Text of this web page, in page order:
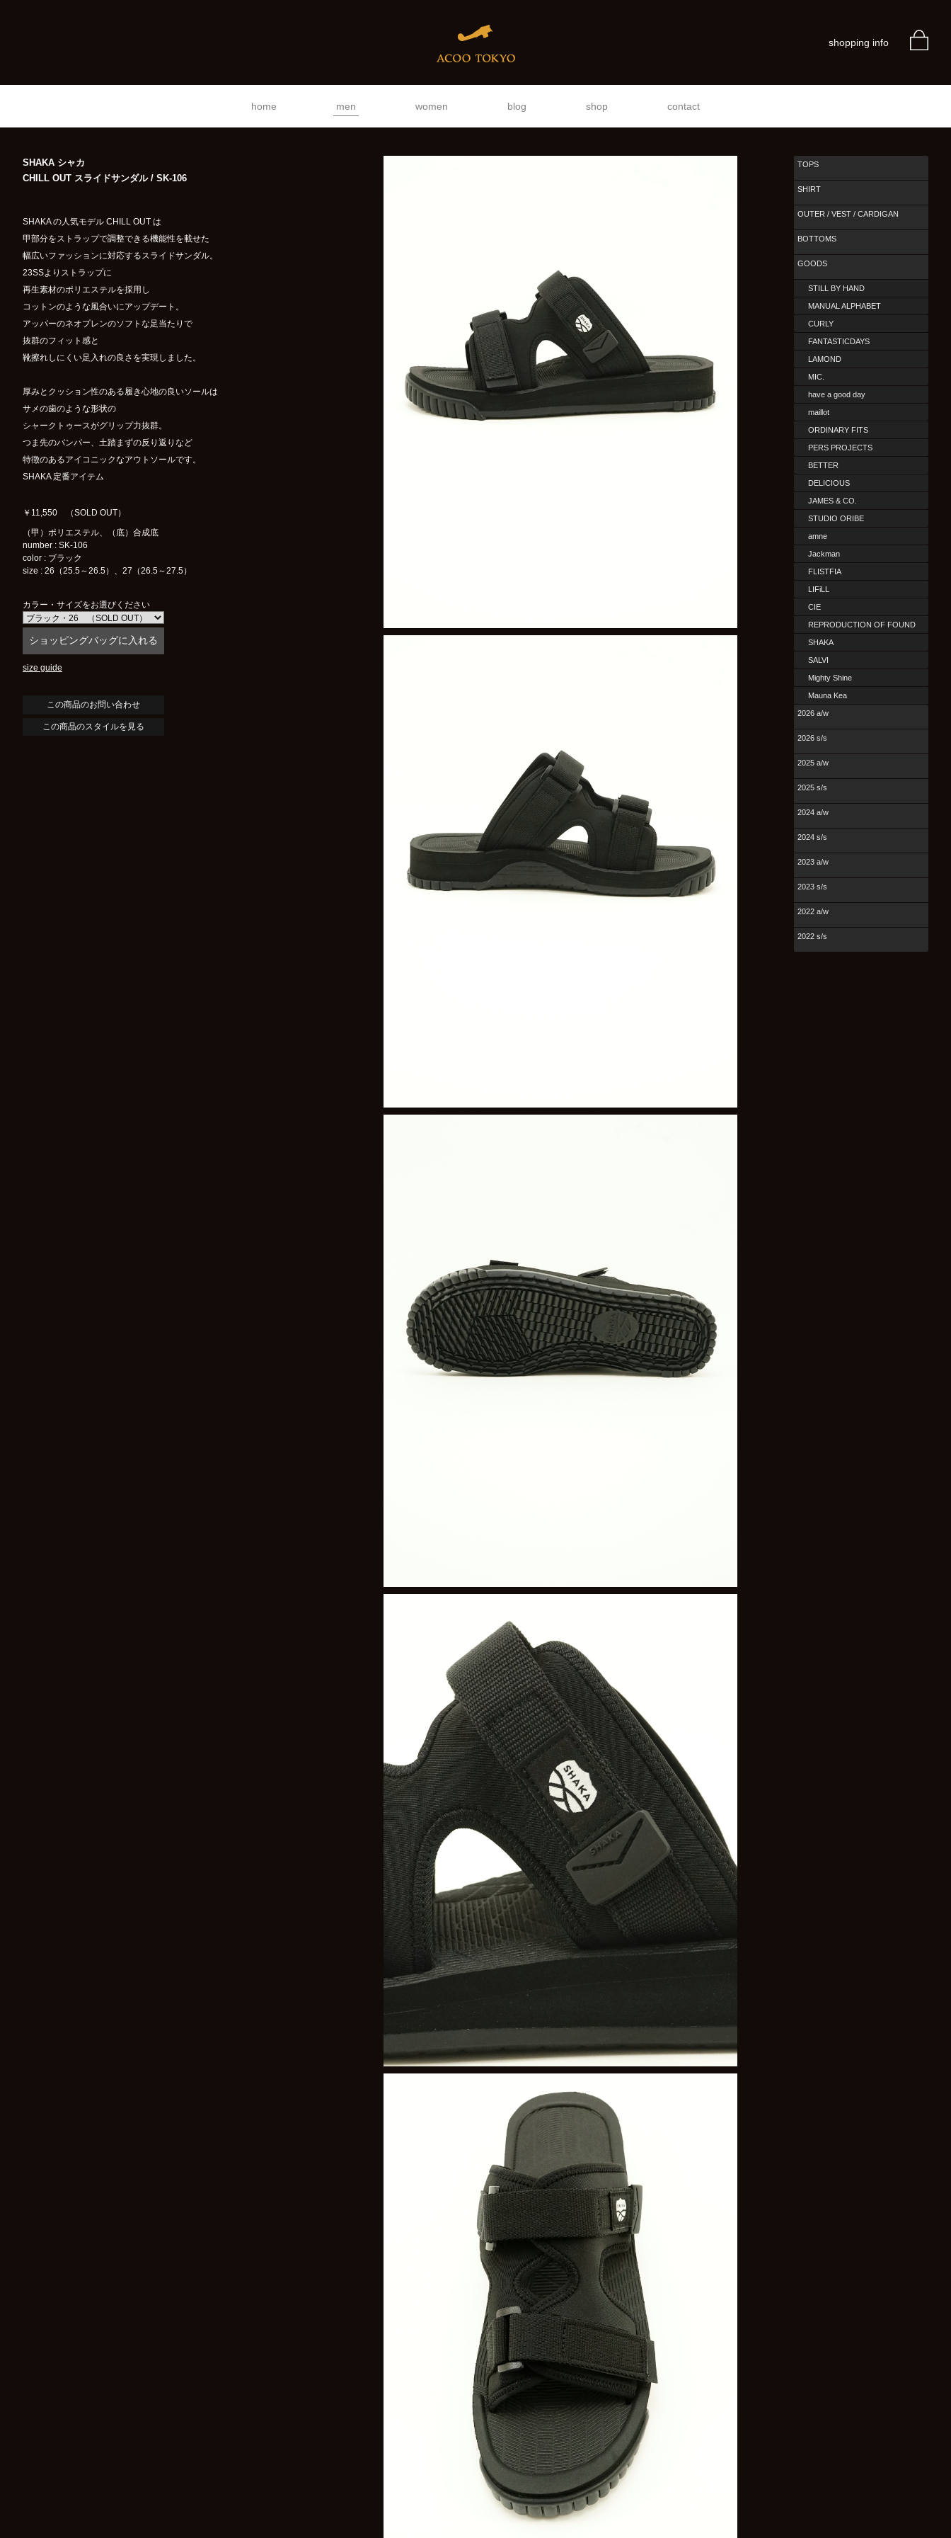
shopping info
home men women blog shop contact
SHAKA シャカ
CHILL OUT スライドサンダル / SK-106
SHAKA の人気モデル CHILL OUT は
甲部分をストラップで調整できる機能性を載せた
幅広いファッションに対応するスライドサンダル。
23SSよりストラップに
再生素材のポリエステルを採用し
コットンのような風合いにアップデート。
アッパーのネオプレンのソフトな足当たりで
抜群のフィット感と
靴擦れしにくい足入れの良さを実現しました。
厚みとクッション性のある履き心地の良いソールは
サメの歯のような形状の
シャークトゥースがグリップ力抜群。
つま先のバンパー、土踏まずの反り返りなど
特徴のあるアイコニックなアウトソールです。
SHAKA 定番アイテム
￥11,550 （SOLD OUT）
（甲）ポリエステル、（底）合成底
number : SK-106
color : ブラック
size : 26（25.5～26.5）、27（26.5～27.5）
カラー・サイズをお選びください
size guide
この商品のスタイルを見る
TOPS
SHIRT
OUTER / VEST / CARDIGAN
BOTTOMS
GOODS
STILL BY HAND
MANUAL ALPHABET
CURLY
FANTASTICDAYS
LAMOND
MIC.
have a good day
maillot
ORDINARY FITS
PERS PROJECTS
BETTER
DELICIOUS
JAMES & CO.
STUDIO ORIBE
amne
Jackman
FLISTFIA
LIFiLL
CIE
REPRODUCTION OF FOUND
SHAKA
SALVI
Mighty Shine
Mauna Kea
2026 a/w
2026 s/s
2025 a/w
2025 s/s
2024 a/w
2024 s/s
2023 a/w
2023 s/s
2022 a/w
2022 s/s